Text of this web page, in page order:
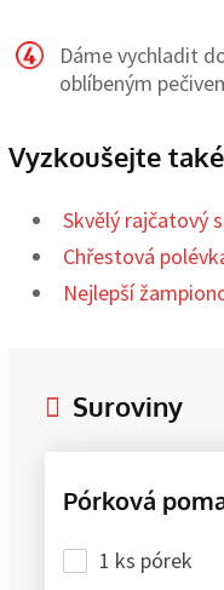
Dáme vychladit
oblíbeným
Vyzkoušejte
Skvělý rajčatový
Chřestová
Nejlepší
Suroviny
Pórková
1 ks pórek